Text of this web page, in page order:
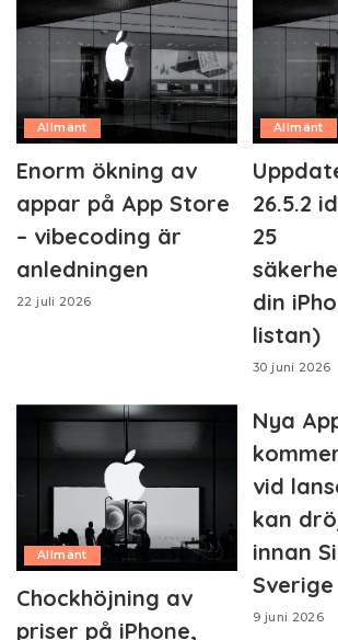
Allmänt
Enorm ökning av
appar på App Store
– vibecoding är
anledningen
22 juli 2026
Allmänt
26.5.2
25
din
listan)
30 juni 2026
Allmänt
Chockhöjning av
priser på iPhone,
Nya
vid
kan
innan
Sverige
9 juni 2026